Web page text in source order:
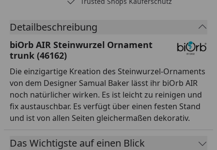
Detailbeschreibung
biOrb AIR Steinwurzel Ornament
trunk (46162)
Die einzigartige Kreation des Steinwurzel-Ornaments
von dem Designer Samual Baker lässt ihr biOrb AIR
noch natürlicher wirken. Es ist leicht zu reinigen und
fix austauschbar. Es verfügt über einen festen Stand
und ist von allen Seiten gleichermaßen dekorativ.
Das Wichtigste auf einen Blick